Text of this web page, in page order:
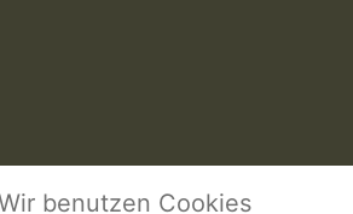
benutzen Cookies